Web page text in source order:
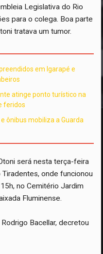
Legislativa do Rio
para o colega. Boa parte
tratava um tumor.
em Igarapé e
atinge ponto turístico na
feridos
ônibus mobiliza a Guarda
será nesta terça-feira
Tiradentes, onde funcionou
no Cemitério Jardim
Fluminense.
Bacellar, decretou